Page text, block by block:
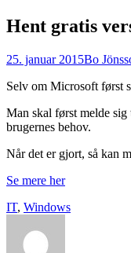
Hent gratis
25. januar 2015Bo
Selv om Microsoft først
Man skal først melde
brugernes behov.
Når det er gjort, så kan
Se mere her
IT, Windows